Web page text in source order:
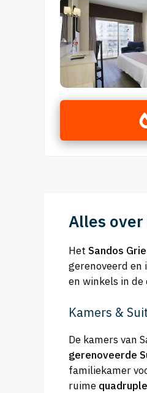
Alles over
Het Sandos
gerenoveerd en
en winkels in
Kamers &
De kamers van
gerenoveerde
familiekamer
ruime